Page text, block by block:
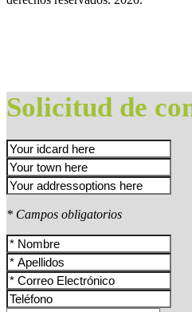
Solicitud de
* Campos obligatorios